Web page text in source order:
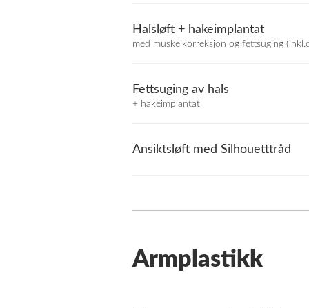
Halsløft + hakeimplantat
med muskelkorreksjon og fettsuging
Fettsuging av hals
+ hakeimplantat
Ansiktsløft med Silhouetttråd
Armplastikk